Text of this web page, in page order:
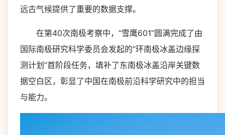
远古气候提供了重要的数据支撑。
在第40次南极考察中，“雪鹰601”圆满完成了由
国际南极研究科学委员会发起的“环南极冰盖边缘探
测计划”首阶段任务，填补了东南极冰盖沿岸关键数
据空白区，彰显了中国在南极前沿科学研究中的担当
与能力。